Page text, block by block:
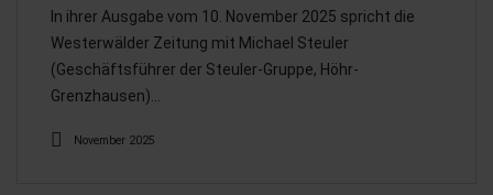
In ihrer Ausgabe vom 10. November 2025 spricht die
Westerwälder Zeitung mit Michael Steuler
(Geschäftsführer der Steuler-Gruppe, Höhr-
Grenzhausen)…
November 2025